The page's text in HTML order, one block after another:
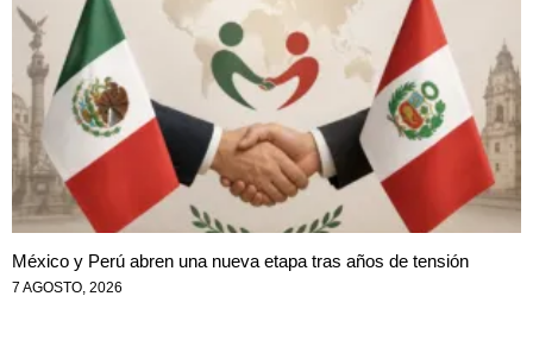
México y Perú abren una nueva etapa tras años de tensión
7 AGOSTO, 2026